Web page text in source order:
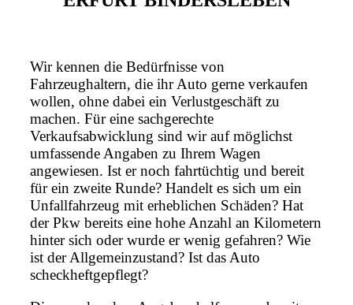
Wir kennen die Bedürfnisse von
Fahrzeughaltern, die ihr Auto gerne verkaufen
wollen, ohne dabei ein Verlustgeschäft zu
machen. Für eine sachgerechte
Verkaufsabwicklung sind wir auf möglichst
umfassende Angaben zu Ihrem Wagen
angewiesen. Ist er noch fahrtüchtig und bereit
für ein zweite Runde? Handelt es sich um ein
Unfallfahrzeug mit erheblichen Schäden? Hat
der Pkw bereits eine hohe Anzahl an Kilometern
hinter sich oder wurde er wenig gefahren? Wie
ist der Allgemeinzustand? Ist das Auto
scheckheftgepflegt?